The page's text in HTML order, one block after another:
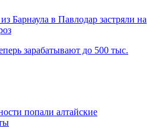
Барнаула в Павлодар застряли на
зарабатывают до 500 тыс.
попали алтайские